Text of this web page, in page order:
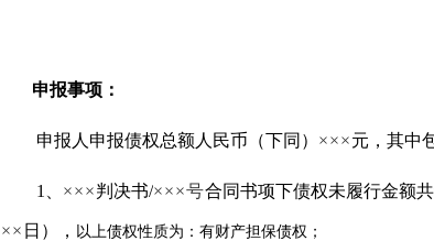
申报事项：
申报人申报债权总额人民币（下同） ×××元，其中
1、 ×××判决书/×××号合同书项下债权未履行金额
×× 日）， 以上债权性质为：有财产担保债权；